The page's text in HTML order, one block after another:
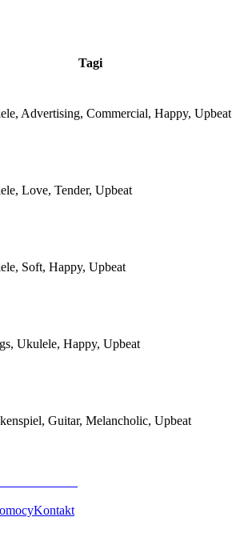
Tagi
Advertising, Commercial, Happy, Upbeat
Love, Tender, Upbeat
Soft, Happy, Upbeat
Ukulele, Happy, Upbeat
Guitar, Melancholic, Upbeat
Kontakt